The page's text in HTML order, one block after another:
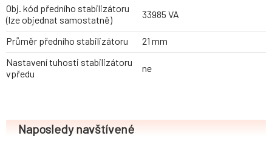
Obj. kód předního stabilizátoru
(lze objednat samostatně)
33985 VA
Průměr předního stabilizátoru
21 mm
Nastavení tuhosti stabilizátoru
vpředu
ne
Naposledy navštívené